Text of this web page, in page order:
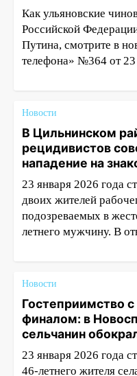
Как ульяновские
Российской
Путина, смотрите в
телефона» №364 от 23
Новости
В Цильнинском
рецидивистов
нападение на
23 января 2026 года
двоих жителей
подозреваемых в
летнего мужчину. В
Новости
Гостеприимство
финалом: в
сельчанин
23 января 2026 года
46-летнего жителя